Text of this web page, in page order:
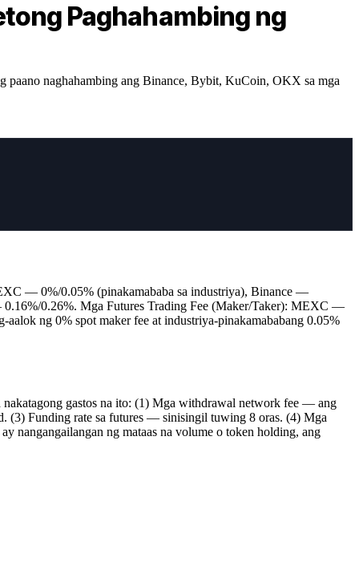
Paghahambing ng
paano naghahambing ang Binance, Bybit, KuCoin, OKX sa mga
— 0%/0.05% (pinakamababa sa industriya), Binance —
0.26%. Mga Futures Trading Fee (Maker/Taker): MEXC —
ng 0% spot maker fee at industriya-pinakamababang 0.05%
nakatagong gastos na ito: (1) Mga withdrawal network fee — ang
(3) Funding rate sa futures — sinisingil tuwing 8 oras. (4) Mga
ng mataas na volume o token holding, ang